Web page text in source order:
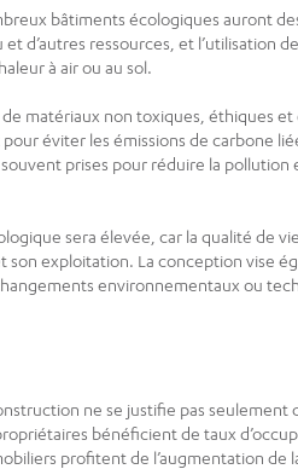
bâtiments écologiques auront
d’autres ressources, et l’utilisation
à air ou au sol.
matériaux non toxiques, éthiques et
éviter les émissions de carbone
prises pour réduire la
sera élevée, car la qualité de
exploitation. La conception vise
environnementaux ou
ne se justifie pas seulement
bénéficient de taux
profitent de l’augmentation de